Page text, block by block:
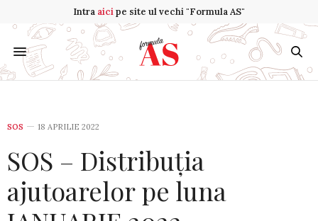
Intra aicipe site ul vechi "Formula AS"
SOS 18 APRILIE 2022
SOS – Distribuția
ajutoarelor pe luna